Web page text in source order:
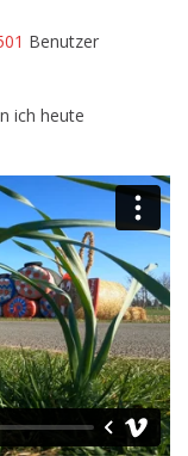
Benutzer
ich heute